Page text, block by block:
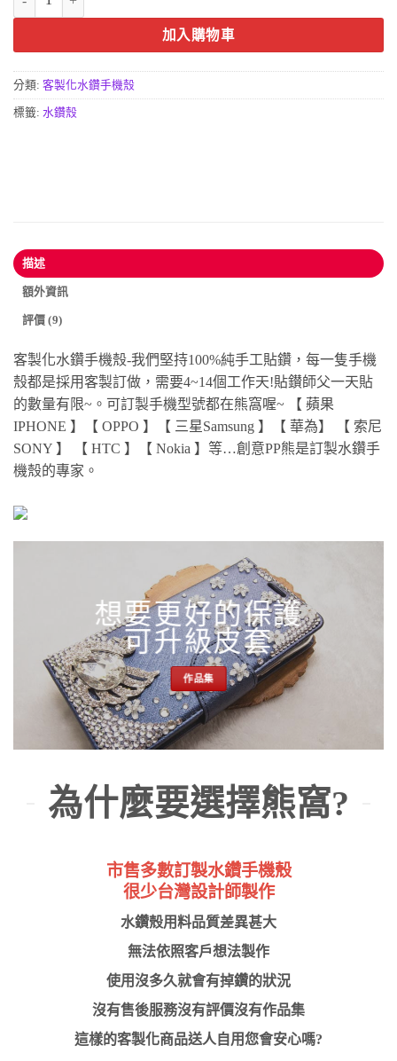
加入購物車
分類: 客製化水鑽手機殼
標籤: 水鑽殼
描述
額外資訊
評價 (9)
客製化水鑽手機殼-我們堅持100%純手工貼鑽，每一隻手機
殼都是採用客製訂做，需要4~14個工作天!貼鑚師父一天貼
的數量有限~。可訂製手機型號都在熊窩喔~ 【 蘋果
IPHONE 】【 OPPO 】【 三星Samsung 】【 華為】 【 索尼
SONY 】 【 HTC 】【 Nokia 】等…創意PP熊是訂製水鑽手
機殼的專家。
想要更好的保護
可升級皮套
作品集
為什麼要選擇熊窩?
市售多數訂製水鑽手機殼
很少台灣設計師製作
水鑽殼用料品質差異甚大
無法依照客戶想法製作
使用沒多久就會有掉鑽的狀況
沒有售後服務沒有評價沒有作品集
這樣的客製化商品送人自用您會安心嗎?